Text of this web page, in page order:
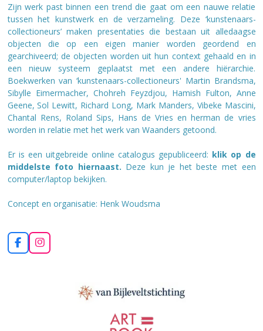
Zijn werk past binnen een trend die gaat om een nauwe relatie
tussen het kunstwerk en de verzameling. ​Deze ‘kunstenaars-
collectioneurs’ maken presentaties die bestaan uit alledaagse
objecten die op een eigen manier worden geordend en
gearchiveerd; de objecten worden uit hun context gehaald en in
een nieuw systeem geplaatst met een andere hiërarchie.
Boekwerken van ‘kunstenaars-collectioneurs' Martin Brandsma,
Sibylle Eimermacher, Chohreh Feyzdjou, Hamish Fulton, Anne
Geene, Sol Lewitt, Richard Long, Mark Manders, Vibeke Mascini,
Chantal Rens, Roland Sips, Hans de Vries en herman de vries
worden in relatie met het werk van Waanders getoond.
Er is een uitgebreide online catalogus gepubliceerd: klik op de
middelste foto hiernaast. Deze kun je het beste met een
computer/laptop bekijken.
Concept en organisatie: Henk Woudsma
F
a
I
n